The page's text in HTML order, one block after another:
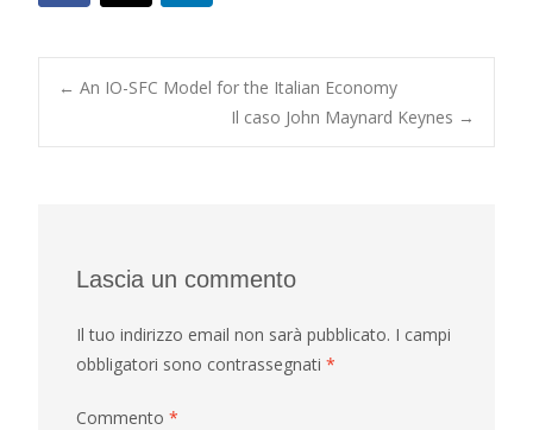
Post
← An IO-SFC Model for the Italian Economy
Il caso John Maynard Keynes →
Lascia un commento
Il tuo indirizzo email non sarà pubblicato. I campi
obbligatori sono contrassegnati *
Commento *